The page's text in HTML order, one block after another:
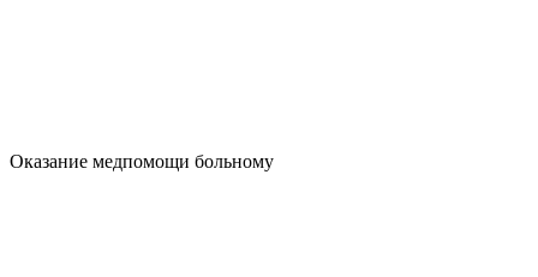
Оказание медпомощи больному